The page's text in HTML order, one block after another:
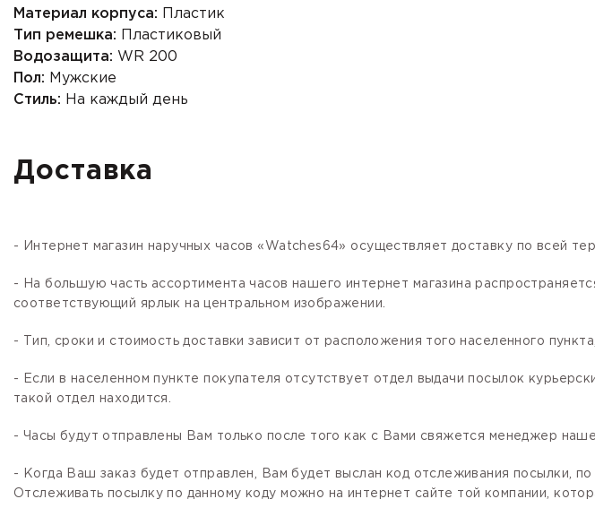
Материал корпуса: Пластик
Тип ремешка: Пластиковый
Водозащита: WR 200
Пол: Мужские
Стиль: На каждый день
Доставка
- Интернет магазин наручных часов «Watches64» осуществляет доставку по всей
- На большую часть ассортимента часов нашего интернет магазина
соответствующий ярлык на центральном изображении.
- Тип, сроки и стоимость доставки зависит от расположения того населенного
- Если в населенном пункте покупателя отсутствует отдел выдачи посылок
такой отдел находится.
- Часы будут отправлены Вам только после того как с Вами свяжется менеджер
- Когда Ваш заказ будет отправлен, Вам будет выслан код отслеживания посылки,
Отслеживать посылку по данному коду можно на интернет сайте той компании,